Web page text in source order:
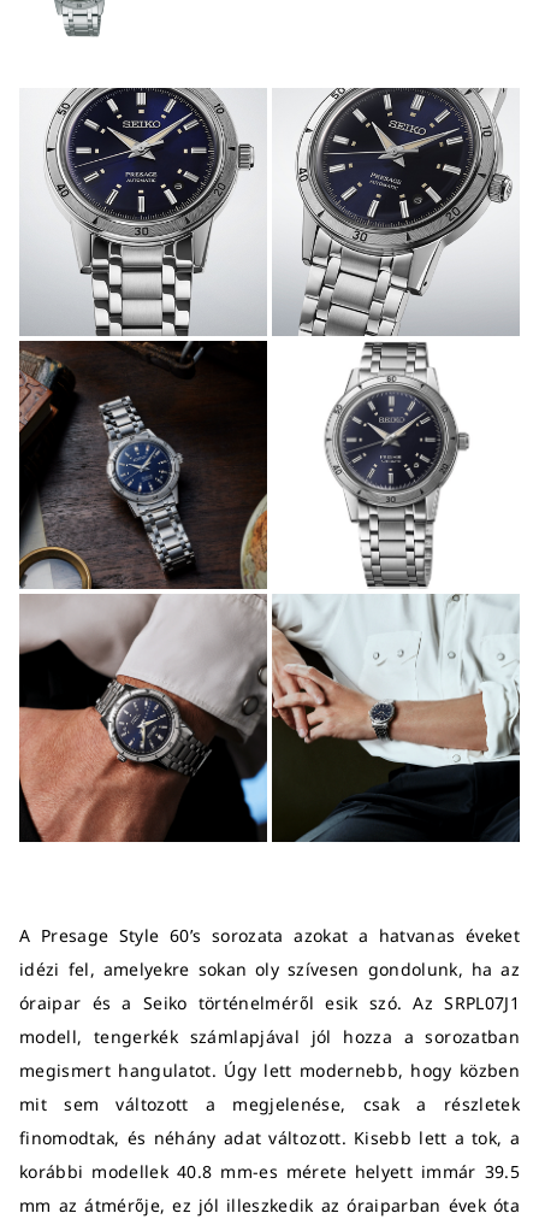
A Presage Style 60’s sorozata azokat a hatvanas éveket
idézi fel, amelyekre sokan oly szívesen gondolunk, ha az
óraipar és a Seiko történelméről esik szó. Az SRPL07J1
modell, tengerkék számlapjával jól hozza a sorozatban
megismert hangulatot. Úgy lett modernebb, hogy közben
mit sem változott a megjelenése, csak a részletek
finomodtak, és néhány adat változott. Kisebb lett a tok, a
korábbi modellek 40.8 mm-es mérete helyett immár 39.5
mm az átmérője, ez jól illeszkedik az óraiparban évek óta